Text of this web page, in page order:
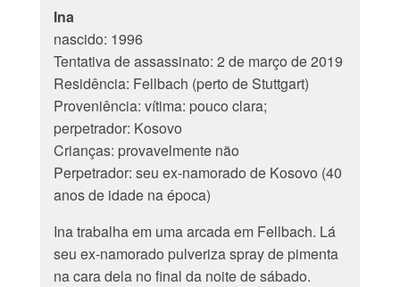
Ina
nascido: 1996
Tentativa de assassinato: 2 de março de 2019
Residência: Fellbach (perto de Stuttgart)
Proveniência: vítima: pouco clara;
perpetrador: Kosovo
Crianças: provavelmente não
Perpetrador: seu ex-namorado de Kosovo (40
anos de idade na época)
Ina trabalha em uma arcada em Fellbach. Lá
seu ex-namorado pulveriza spray de pimenta
na cara dela no final da noite de sábado.